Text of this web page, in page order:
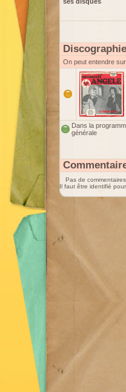
On peut entendre
Dans la
générale
Pas de
Il faut être identifié